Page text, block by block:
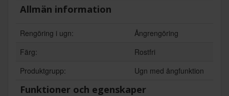
Allmän information
Rengöring i ugn:
Ångrengöring
Färg:
Rostfri
Produktgrupp:
Ugn med ångfunktion
Funktioner och egenskaper